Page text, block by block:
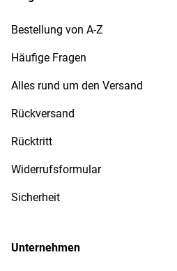
Bestellung von A-Z
Häufige Fragen
Alles rund um den Versand
Rückversand
Rücktritt
Widerrufsformular
Sicherheit
Unternehmen